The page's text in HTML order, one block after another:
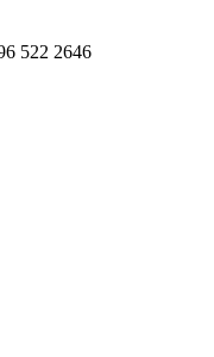
522 2646